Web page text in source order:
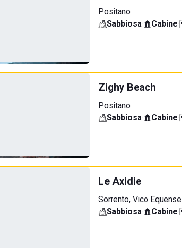
Positano
Sabbiosa· Cabine·
Zighy Beach
Positano
Sabbiosa· Cabine·
Le Axidie
Sorrento, Vico Equense
Sabbiosa· Cabine·